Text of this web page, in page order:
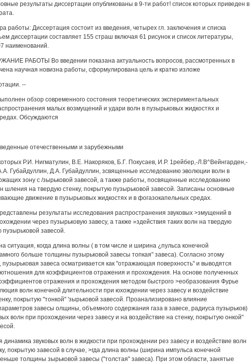
результаты диссертации опубликованы в 9-ти работ! список которых приведен в
работы: Диссертация состоит из введения, четырех гл. заключения и списка
диссертации составляет 155 страш включая 61 рисунок и список литературы,
наименований.
РАБОТЫ Во введении показана актуальность вопросов, рассмотренных в
научная новизна работы, сформулирована цель и кратко изложе
--
обзор современного состояния теоретических экспериментальных
малых возмущений и удари волн в пузырьковых жидкостях и
Обсуждаются
отечественными и зарубежными
Р.И. Нигматулин, В.Е. Накоряков, Б.Г. Покусаев, И.Р. 1рейбер,-Л.В^Вейнгарден,-
Губайдуллин, Д.А. Губайдуллин, зсвященные исследованию эволюции волн в
зону с /зырьковой завесой, а также работы, посвященные исследованию
шления на твердую стенку, покрытую пузырьковой завесой. Записаны основные
движение в пузырьковых жидкостях и в фогазокапельных средах.
результаты исследования распространения звуковых >змущений в
через пузырьковую завесу, а также »здействия таких волн на твердую
пузырьковой завесой.
ситуация, когда длина волны ( в том числе и ширина ¿пульса конечной
больше толщины пузырьковой завесы топкая" завеса). Согласно этому
завеса осматривается как "отражающая поверхность" и выводятся
для коэффициентов отражения и прохождения. На основе полученных
отражения и прохождения методом быстрого >еобразования Фурье
волн конечной длительности при юхождении через завесу и воздействие
покрытую "тонкой" 'зырьковой завесой. Проанализировано влияние
завесы олщины, объемного содержания газа в завесе, радиуса пузырьков)
волн при прохождении через завесу и на воздействие на стенку, покрытую онкой"
динамика звуковых волн в жидкости при прохождении рез завесу и воздействие волн
покрытую завесой в случае, >гда длина волны (ширина импульса конечной
толщины зырьковой завесы ("толстая" завеса). При этом области, занятые